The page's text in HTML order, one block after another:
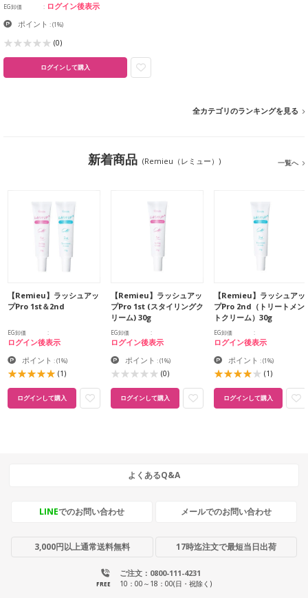
EG卸価 ログイン後表示
ポイント :(1%)
(0)
ログインして購入
全カテゴリのランキングを見る
新着商品 (Remieu（レミュー）) 一覧へ
【Remieu】ラッシュアッ
プPro 1st＆2nd
EG卸価
ログイン後表示
ポイント :(1%)
(1)
ログインして購入
【Remieu】ラッシュアッ
プPro 1st (スタイリングク
リーム) 30g
EG卸価
ログイン後表示
ポイント :(1%)
(0)
ログインして購入
【Remieu】ラッシュアッ
プPro 2nd（トリートメン
トクリーム）30g
EG卸価
ログイン後表示
ポイント :(1%)
(1)
ログインして購入
よくあるQ&A
LINEでのお問い合わせ メールでのお問い合わせ
3,000円以上通常送料無料 17時迄注文で最短当日出荷
ご注文：0800-111-4231
FREE 10：00～18：00(日・祝除く)